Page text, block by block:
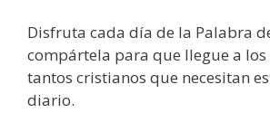
Disfruta cada día de la Palabra
compártela para que llegue a los
tantos cristianos que necesitan
diario.